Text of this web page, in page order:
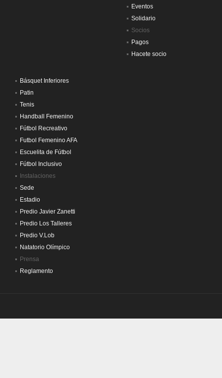
Eventos
Solidario
Socios
Pagos
Hacete socio
Básquet Inferiores
Patin
Tenis
Handball Femenino
Fútbol Recreativo
Futbol Femenino AFA
Escuelita de Fútbol
Fútbol Inclusivo
Instalaciones
Sede
Estadio
Predio Javier Zanetti
Predio Los Talleres
Predio V.Lob
Natatorio Olímpico
Prensa
Reglamento